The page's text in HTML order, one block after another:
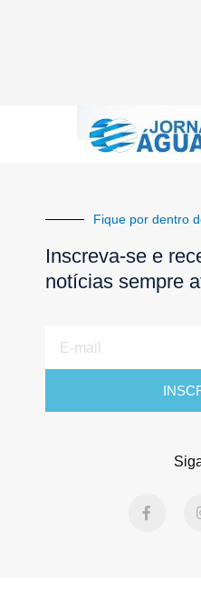
Fique por dentro
Inscreva-se e
notícias sempre
mail
a